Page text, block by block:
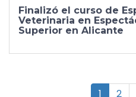
Finalizó el curso de
Veterinaria en
Superior en Alicante
1 2